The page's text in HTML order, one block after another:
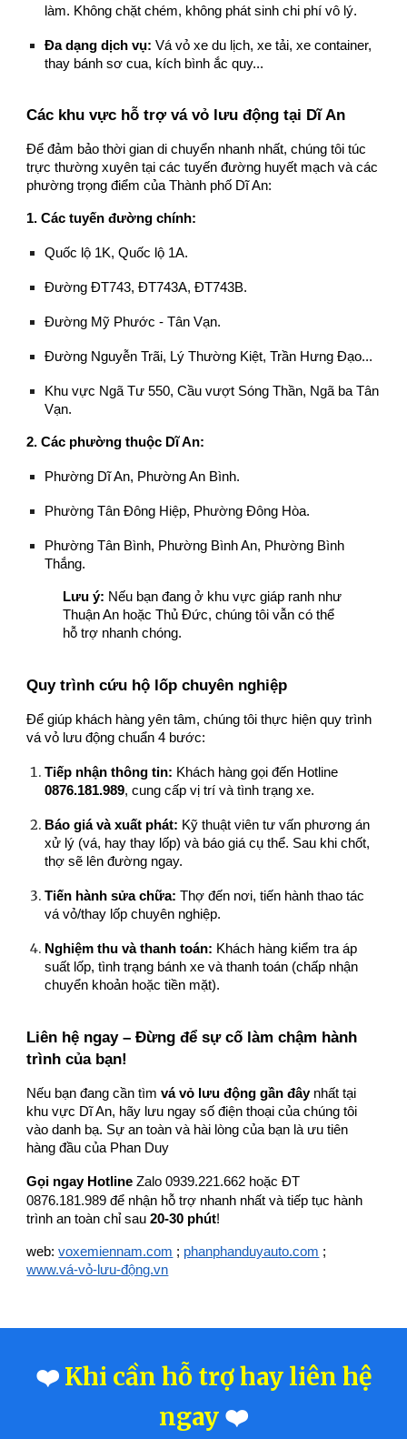
làm. Không chặt chém, không phát sinh chi phí vô lý.
Đa dạng dịch vụ: Vá vỏ xe du lịch, xe tải, xe container,
thay bánh sơ cua, kích bình ắc quy...
Các khu vực hỗ trợ vá vỏ lưu động tại Dĩ An
Để đảm bảo thời gian di chuyển nhanh nhất, chúng tôi túc
trực thường xuyên tại các tuyến đường huyết mạch và các
phường trọng điểm của Thành phố Dĩ An:
1. Các tuyến đường chính:
Quốc lộ 1K, Quốc lộ 1A.
Đường ĐT743, ĐT743A, ĐT743B.
Đường Mỹ Phước - Tân Vạn.
Đường Nguyễn Trãi, Lý Thường Kiệt, Trần Hưng Đạo...
Khu vực Ngã Tư 550, Cầu vượt Sóng Thần, Ngã ba Tân
Vạn.
2. Các phường thuộc Dĩ An:
Phường Dĩ An, Phường An Bình.
Phường Tân Đông Hiệp, Phường Đông Hòa.
Phường Tân Bình, Phường Bình An, Phường Bình
Thắng.
Lưu ý: Nếu bạn đang ở khu vực giáp ranh như
Thuận An hoặc Thủ Đức, chúng tôi vẫn có thể
hỗ trợ nhanh chóng.
Quy trình cứu hộ lốp chuyên nghiệp
Để giúp khách hàng yên tâm, chúng tôi thực hiện quy trình
vá vỏ lưu động chuẩn 4 bước:
Tiếp nhận thông tin: Khách hàng gọi đến Hotline
0876.181.989, cung cấp vị trí và tình trạng xe.
Báo giá và xuất phát: Kỹ thuật viên tư vấn phương án
xử lý (vá, hay thay lốp) và báo giá cụ thể. Sau khi chốt,
thợ sẽ lên đường ngay.
Tiến hành sửa chữa: Thợ đến nơi, tiến hành thao tác
vá vỏ/thay lốp chuyên nghiệp.
Nghiệm thu và thanh toán: Khách hàng kiểm tra áp
suất lốp, tình trạng bánh xe và thanh toán (chấp nhận
chuyển khoản hoặc tiền mặt).
Liên hệ ngay – Đừng để sự cố làm chậm hành
trình của bạn!
Nếu bạn đang cần tìmvá vỏ lưu động gần đâynhất tại
khu vực Dĩ An, hãy lưu ngay số điện thoại của chúng tôi
vào danh bạ. Sự an toàn và hài lòng của bạn là ưu tiên
hàng đầu của Phan Duy
Gọi ngay HotlineZalo 0939.221.662 hoặc ĐT
0876.181.989 để nhận hỗ trợ nhanh nhất và tiếp tục hành
trình an toàn chỉ sau20-30 phút!
web:voxemiennam.com ; phanphanduyauto.com ;
www.vá-vỏ-lưu-động.vn
❤️ Khi cần hỗ trợ hay liên hệ
ngay ❤️